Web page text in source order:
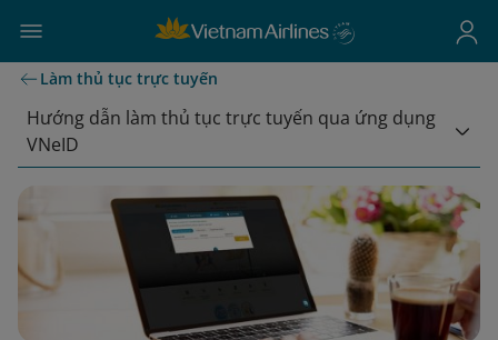
Làm thủ tục trực tuyến
Hướng dẫn làm thủ tục trực tuyến qua ứng dụng
VNeID